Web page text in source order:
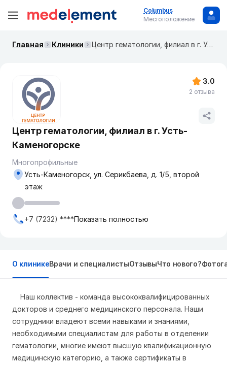
Columbus
Местоположение
Главная Клиники Центр гематологии, филиал в г. Усть-Каменогорске
Центр гематологии, филиал в г. Усть-
Каменогорске
Многопрофильные
Усть-Каменогорск, ул. Серикбаева, д. 1/5, второй
этаж
+7 (7232) ****Показать полностью
3.0
2 отзыва
О клиникеВрачи и специалистыОтзывыЧто нового?
Наш коллектив - команда высококвалифицированных
докторов и среднего медицинского персонала. Наши
сотрудники владеют всеми навыками и знаниями,
необходимыми специалистам для работы в отделении
гематологии, многие имеют высшую квалификационную
медицинскую категорию, а также сертификаты в